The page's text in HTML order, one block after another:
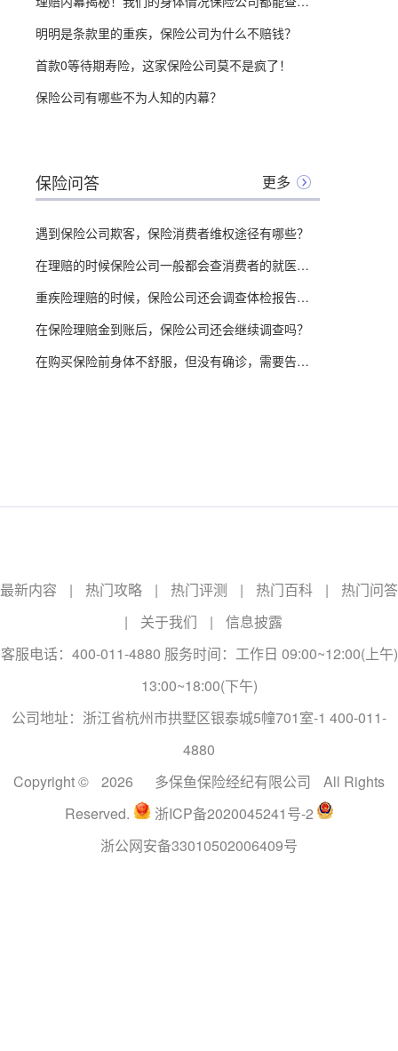
明明是条款里的重疾，保险公司为什么不赔钱？
首款0等待期寿险，这家保险公司莫不是疯了！
保险公司有哪些不为人知的内幕？
保险问答 更多
遇到保险公司欺客，保险消费者维权途径有哪些？
在理赔的时候保险公司一般都会查消费者的就医记录，那么想问问流产记录会查到吗？
重疾险理赔的时候，保险公司还会调查体检报告吗？
在保险理赔金到账后，保险公司还会继续调查吗？
在购买保险前身体不舒服，但没有确诊，需要告知保险公司吗？
最新内容 | 热门攻略 | 热门评测 | 热门百科 |
热门问答
|
关于我们 |
信息披露
客服电话：400-011-4880 服务时间：工作日 09:00~12:00(上午)
13:00~18:00(下午)
公司地址：浙江省杭州市拱墅区银泰城5幢701室-1 400-011-
4880
Copyright ©
2026 多保鱼保险经纪有限公司
All Rights
Reserved.
浙ICP备2020045241号-2
浙公网安备33010502006409号